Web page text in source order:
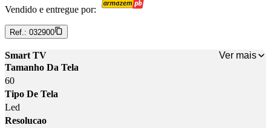
Vendido e entregue por:
Ref.: 032900
Smart TV
Ver mais
Tamanho Da Tela
60
Tipo De Tela
Led
Resolucao